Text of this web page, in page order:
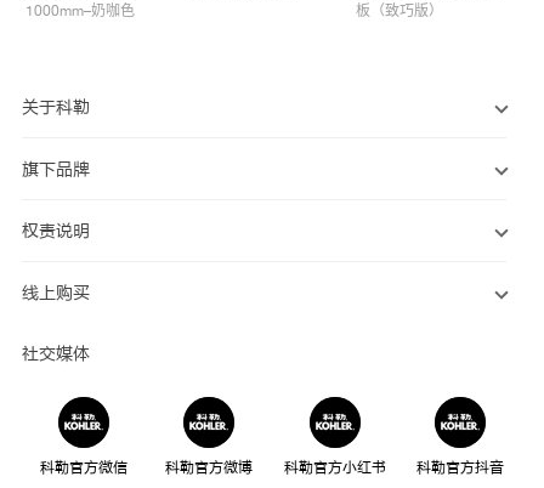
1000mm–奶咖色
板（致巧版）
关于科勒
旗下品牌
权责说明
线上购买
社交媒体
科勒官方微信 科勒官方微博 科勒官方小红书 科勒官方抖音